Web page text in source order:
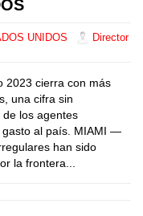
UNIDOS
Director
2023 cierra con más
una cifra sin
los agentes
gasto al país. MIAMI —
han sido
la frontera...